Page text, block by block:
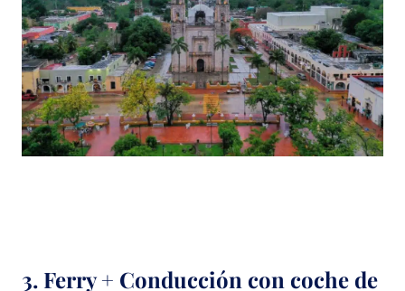
3. Ferry + Conducción con coche de